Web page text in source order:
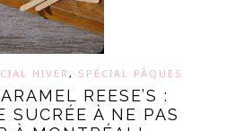
HIVER , SPÉCIAL PÂQUES
REESE’S :
SUCRÉE À NE PAS